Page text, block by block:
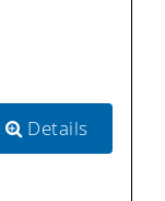
Details